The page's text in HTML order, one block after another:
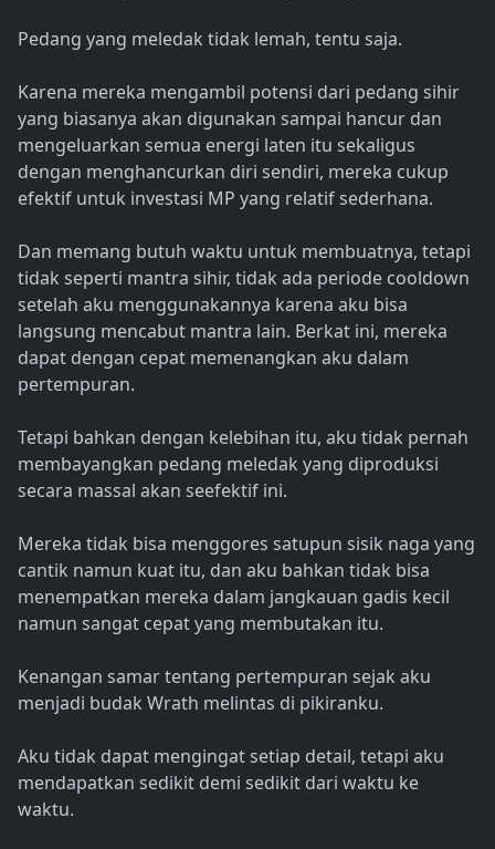
Pedang yang meledak tidak lemah, tentu saja.
Karena mereka mengambil potensi dari pedang sihir
yang biasanya akan digunakan sampai hancur dan
mengeluarkan semua energi laten itu sekaligus
dengan menghancurkan diri sendiri, mereka cukup
efektif untuk investasi MP yang relatif sederhana.
Dan memang butuh waktu untuk membuatnya, tetapi
tidak seperti mantra sihir, tidak ada periode cooldown
setelah aku menggunakannya karena aku bisa
langsung mencabut mantra lain. Berkat ini, mereka
dapat dengan cepat memenangkan aku dalam
pertempuran.
Tetapi bahkan dengan kelebihan itu, aku tidak pernah
membayangkan pedang meledak yang diproduksi
secara massal akan seefektif ini.
Mereka tidak bisa menggores satupun sisik naga yang
cantik namun kuat itu, dan aku bahkan tidak bisa
menempatkan mereka dalam jangkauan gadis kecil
namun sangat cepat yang membutakan itu.
Kenangan samar tentang pertempuran sejak aku
menjadi budak Wrath melintas di pikiranku.
Aku tidak dapat mengingat setiap detail, tetapi aku
mendapatkan sedikit demi sedikit dari waktu ke
waktu.